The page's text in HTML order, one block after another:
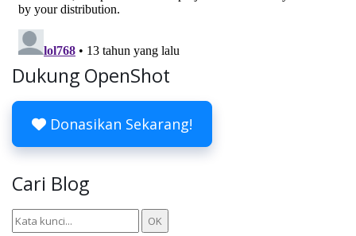
Dukung OpenShot
Donasikan Sekarang!
Cari Blog